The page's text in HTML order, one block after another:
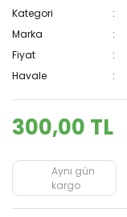
Kategori
Marka
Fiyat
Havale
300,00 TL
Aynı gün
kargo